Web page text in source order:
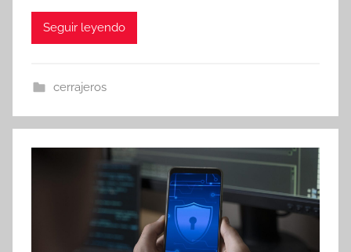
Seguir leyendo
cerrajeros